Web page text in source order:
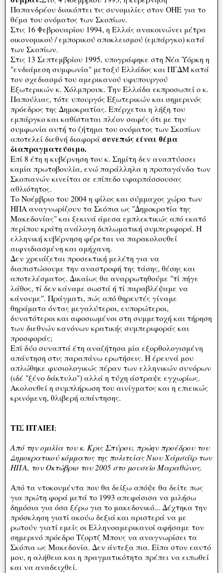
Παπανδρέου διακόπτει τις συνομιλίες στον ΟΗΕ για το
θέμα του ονόματος των Σκοπίων.
Στις 16 Φεβρουαρίου 1994, η Ελλάς ανακοινώνει μέτρα
οικονομικού / εμπορικού αποκλεισμού (εμπάργκο) κατά
των Σκοπίων.
Στις 13 Σεπτεμβρίου 1995, υπογράφηκε στη Νέα Υόρκη η
"ενδιάμεση συμφωνία" μεταξύ Ελλάδος και ΠΓΔΜ κατά
τον σχεδιασμό του αμερικανού υφυπουργού
Εξωτερικών κ. Χόλμπρουκ. Την Ελλάδα εκπροσωπεί ο κ.
Παπούλιας, τότε υπουργός Εξωτερικών και σημερινός
πρόεδρος της Δημοκρατίας. Επέρχεται η λήξη του
εμπάργκο και καθίσταται πλέον σαφές ότι με την
συμφωνία αυτή το ζήτημα του ονόματος των Σκοπίων
αποτελεί διεθνή διαφοράσυνεπώς είναι θέμα
διαπραγματεύσιμο.
Επί 8 έτη η κυβέρνηση του κ. Σημίτη δεν αναπτύσσει
καμία πρωτοβουλία, ενώ παράλληλα η προπαγάνδα των
Σκοπιανών κινείται σε επίπεδο υφαρπάσσουσας
αθλιότητος.
Το Νοέμβριο του 2004 η φίλος και σύμμαχος χώρα των
ΗΠΑ αναγνωρίζουν τα Σκόπια ως "Δημοκρατία της
Μακεδονίας" και ξεκινά άμεσα εμπλεκτικώς από εκατό
περίπου κράτη ανάλογη διπλωματική συμπεριφορά. Η
ελληνική κυβέρνηση φέρεται να παρακολουθεί
αιφνιδιασμένη και αμήχανη.
Δεν χρειάζεται προσεκτική μελέτη για να
διαπιστώσουμε την αναστροφή της τάσης, θέσης και
αποτελέσματος. Δικαίως θα αναρρωτηθούμε "τί πήγε
λάθος, τί δεν κάναμε σωστά ή τί παραβλέψαμε να
κάνουμε". Πράγματι, πώς από θηρευτές γίναμε
θηράματα όντας μεγαλύτεροι, ευπορώτεροι,
δυνατότεροι και αφοσιωμένοι στη συμμετοχή και τήρηση
των διεθνών κανόνων κρατικής συμπεριφοράς και
προσφοράς;
Επί δύο συναπτά έτη αναζήτησα μία εξορθολογισμένη
απάντηση στις παραπάνω ερωτήσεις. Η έρευνά μου
απλώθηκε φυσιολογικώς πέραν των ελληνικών συνόρων
(ιδέ "ξένο δάκτυλο") αλλά η τύχη άστραψε εγχωρίως.
Ακολουθεί η συμπλήρωση του αινίγματος και η επιεικώς
κρινόμενη, θλιβερή απάντησης.
ΤΙΣ ΠΤΑΙΕΙ;
Από την ομιλία του κ. Κρις Σπύρου, πρώην προέδρου του
Δημοκρατικού κόμματος της πολιτείας Νιου Χάμσάϊρ των
ΗΠΑ, τον Οκτώβριο του 2005 στο μουσείο Μαραθώνος.
Από τα ντοκουμέντα που θα δείξω απόψε θα δείτε πως
για πρώτη φορά μετά το 1993 απεφάσισα να μιλήσω
δημόσια για όσα ξέρω για το μακεδονικό... Δέχτηκα την
πρόσκληση γιατί ακούω δεξιά και αριστερά να με
ρωτούν γιατί εμείς οι Ελληνοαμερικανοί αφήσαμε τον
σημερινό πρόεδρο Τζορτζ Μπους να αναγνωρίσει τα
Σκόπια ως Μακεδονία. Δεν άντεξα πια. Είπα στον εαυτό
μου, η αλήθεια και η πραγματικότητα πρέπει να ειπωθεί
και να αναδειχθεί.